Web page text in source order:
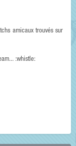
amicaux trouvés sur
:whistle: